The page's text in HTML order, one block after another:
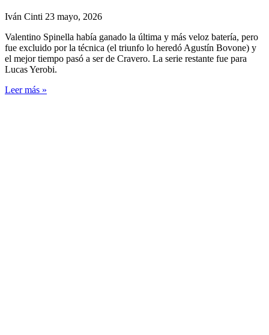
Iván Cinti 23 mayo, 2026
Valentino Spinella había ganado la última y más veloz batería, pero
fue excluido por la técnica (el triunfo lo heredó Agustín Bovone) y
el mejor tiempo pasó a ser de Cravero. La serie restante fue para
Lucas Yerobi.
Leer más »